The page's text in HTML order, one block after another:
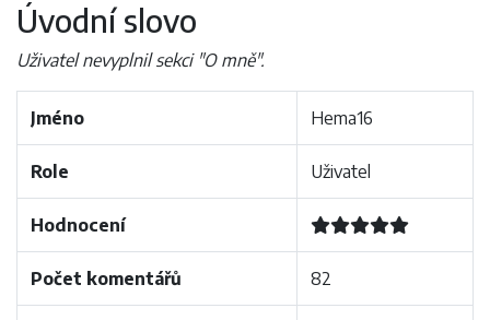
Úvodní slovo
Uživatel nevyplnil sekci "O mně".
Jméno Hema16
Role Uživatel
Hodnocení
Počet komentářů 82